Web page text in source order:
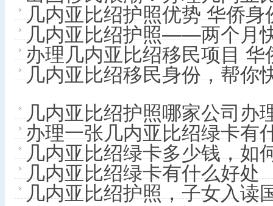
几内亚比绍护照优势 华侨
几内亚比绍护照——两个月
办理几内亚比绍移民项目
几内亚比绍移民身份，帮你
几内亚比绍护照哪家公司办
办理一张几内亚比绍绿卡有
几内亚比绍绿卡多少钱，如
几内亚比绍绿卡有什么好处
几内亚比绍护照，子女入读